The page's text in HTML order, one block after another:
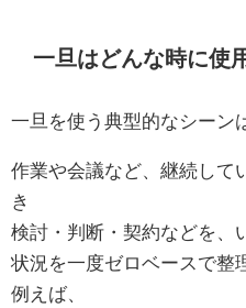
一旦はどんな時に使
一旦を使う典型的なシーン
作業や会議など、継続して
き
検討・判断・契約などを、
状況を一度ゼロベースで整
例えば、